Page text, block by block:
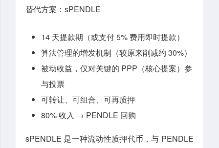
替代方案：sPENDLE
14 天提款期（或支付 5% 费用即时提款）
算法管理的增发机制（较原来削减约 30%）
被动收益，仅对关键的 PPP（核心提案）参
与投票
可转让、可组合、可再质押
80% 收入 → PENDLE 回购
sPENDLE 是一种流动性质押代币，与 PENDLE